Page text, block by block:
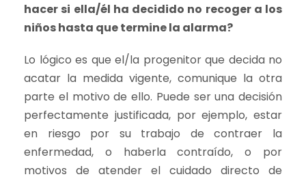
hacer si ella/él ha decidido no recoger a los
niños hasta que termine la alarma?
Lo lógico es que el/la progenitor que decida no
acatar la medida vigente, comunique la otra
parte el motivo de ello. Puede ser una decisión
perfectamente justificada, por ejemplo, estar
en riesgo por su trabajo de contraer la
enfermedad, o haberla contraído, o por
motivos de atender el cuidado directo de